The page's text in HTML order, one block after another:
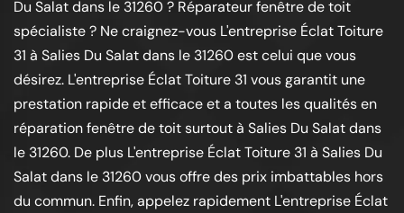
Du Salat dans le 31260 ? Réparateur fenêtre de toit
spécialiste ? Ne craignez-vous L'entreprise Éclat Toiture
31 à Salies Du Salat dans le 31260 est celui que vous
désirez. L'entreprise Éclat Toiture 31 vous garantit une
prestation rapide et efficace et a toutes les qualités en
réparation fenêtre de toit surtout à Salies Du Salat dans
le 31260. De plus L'entreprise Éclat Toiture 31 à Salies Du
Salat dans le 31260 vous offre des prix imbattables hors
du commun. Enfin, appelez rapidement L'entreprise Éclat